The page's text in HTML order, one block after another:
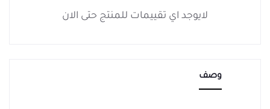
لايوجد اي تقييمات للمنتج حتى الان
وصف